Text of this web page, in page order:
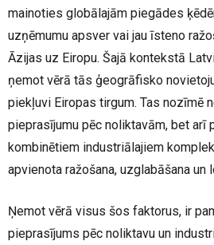
mainoties globālajām piegādes
uzņēmumu apsver vai jau īsteno
Āzijas uz Eiropu. Šajā kontekstā
ņemot vērā tās ģeogrāfisko
piekļuvi Eiropas tirgum. Tas nozīmē
pieprasījumu pēc noliktavām, bet arī
kombinētiem industriālajiem
apvienota ražošana, uzglabāšana un
Ņemot vērā visus šos faktorus, ir
pieprasījums pēc noliktavu un